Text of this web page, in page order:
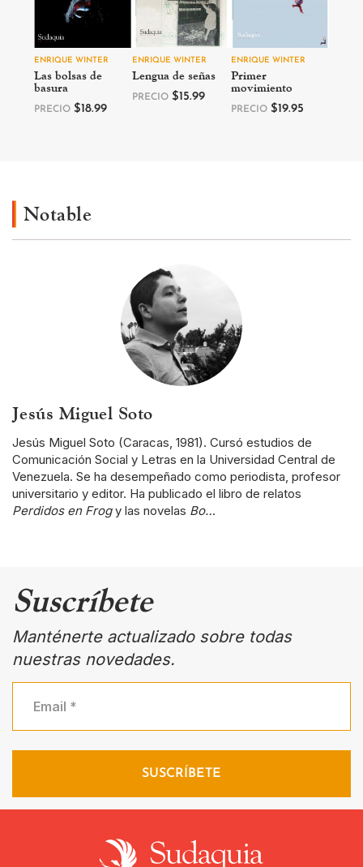
ENRIQUE WINTER
Las bolsas de
basura
PRECIO$18.99
ENRIQUE WINTER
Lengua de señas
PRECIO$15.99
ENRIQUE WINTER
Primer
movimiento
PRECIO $19.95
Notable
Jesús Miguel Soto
Jesús Miguel Soto (Caracas, 1981). Cursó estudios de
Comunicación Social y Letras en la Universidad Central de
Venezuela. Se ha desempeñado como periodista, profesor
universitario y editor. Ha publicado el libro de relatos
Perdidos en Frogy las novelas Bo…
Suscríbete
Manténerte actualizado sobre todas
nuestras novedades.